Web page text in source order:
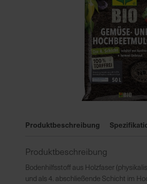
der
springen
Produktbeschreibung
Produktbeschreibung
Bodenhilfsstoff aus Holzfaser
und als 4. abschließende Schicht im